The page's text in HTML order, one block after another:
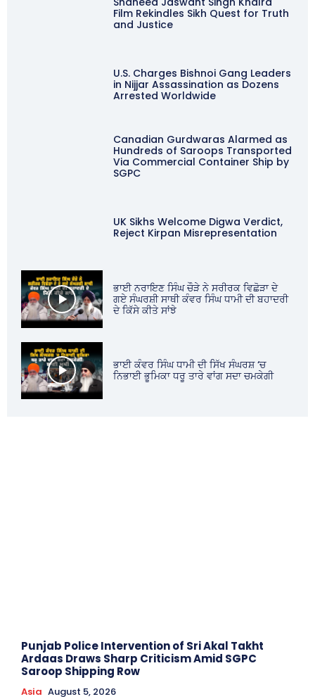
Film Rekindles Sikh Quest for Truth
and Justice
U.S. Charges Bishnoi Gang Leaders
in Nijjar Assassination as Dozens
Arrested Worldwide
Canadian Gurdwaras Alarmed as
Hundreds of Saroops Transported
Via Commercial Container Ship by
SGPC
UK Sikhs Welcome Digwa Verdict,
Reject Kirpan Misrepresentation
ਭਾਈ ਨਰਾਇਣ ਸਿੰਘ ਚੌੜੇ ਨੇ ਸਰੀਰਕ ਵਿਛੋੜਾ ਦੇ
ਗਏ ਸੰਘਰਸ਼ੀ ਸਾਥੀ ਕੰਵਰ ਸਿੰਘ ਧਾਮੀ ਦੀ ਬਹਾਦਰੀ
ਦੇ ਕਿੱਸੇ ਕੀਤੇ ਸਾਂਝੇ
ਭਾਈ ਕੰਵਰ ਸਿੰਘ ਧਾਮੀ ਦੀ ਸਿੱਖ ਸੰਘਰਸ਼ ‘ਚ
ਨਿਭਾਈ ਭੂਮਿਕਾ ਧਰੂ ਤਾਰੇ ਵਾਂਗ ਸਦਾ ਚਮਕੇਗੀ
Punjab Police Intervention of Sri Akal Takht
Ardaas Draws Sharp Criticism Amid SGPC
Saroop Shipping Row
Asia August 5, 2026